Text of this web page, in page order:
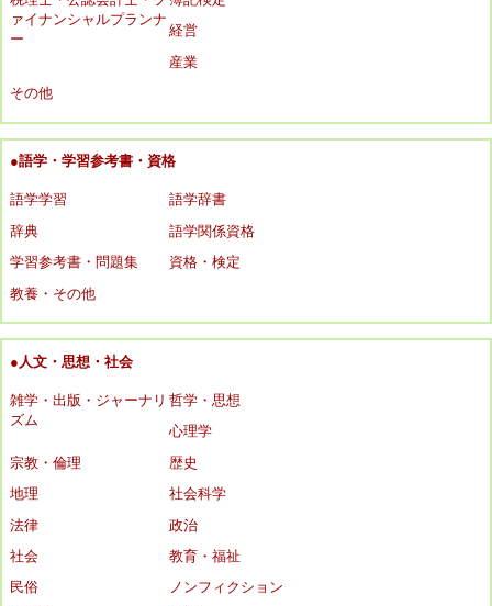
ァイナンシャルプランナ
ー
経営
産業
その他
●語学・学習参考書・資格
語学学習
語学辞書
辞典
語学関係資格
学習参考書・問題集
資格・検定
教養・その他
●人文・思想・社会
雑学・出版・ジャーナリ
ズム
哲学・思想
心理学
宗教・倫理
歴史
地理
社会科学
法律
政治
社会
教育・福祉
民俗
ノンフィクション